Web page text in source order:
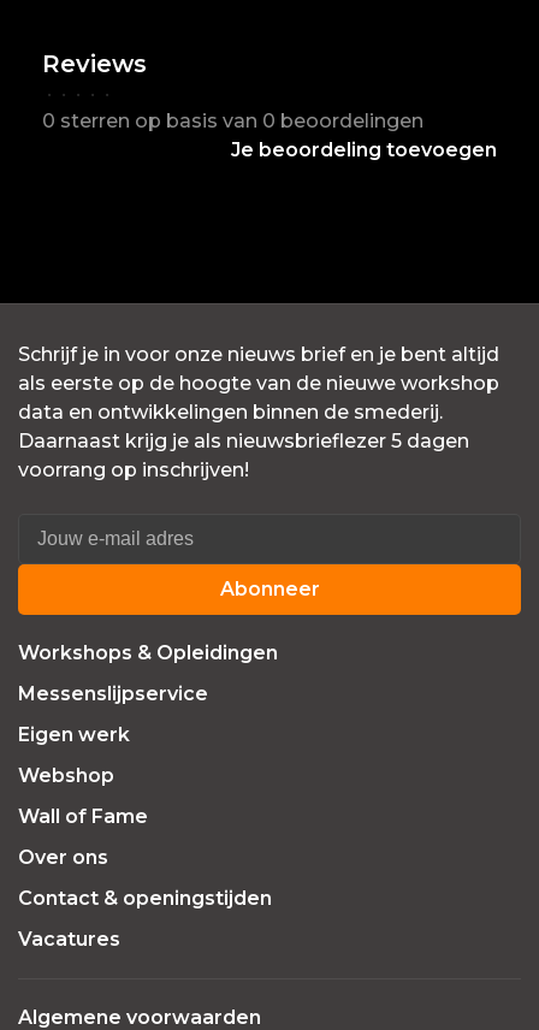
Reviews
• • • • •
0 sterren op basis van 0 beoordelingen
Je beoordeling toevoegen
Schrijf je in voor onze nieuws brief en je bent altijd
als eerste op de hoogte van de nieuwe workshop
data en ontwikkelingen binnen de smederij.
Daarnaast krijg je als nieuwsbrieflezer 5 dagen
voorrang op inschrijven!
Abonneer
Workshops & Opleidingen
Messenslijpservice
Eigen werk
Webshop
Wall of Fame
Over ons
Contact & openingstijden
Vacatures
Algemene voorwaarden